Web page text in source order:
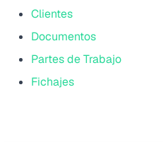
Clientes
Documentos
Partes de Trabajo
Fichajes